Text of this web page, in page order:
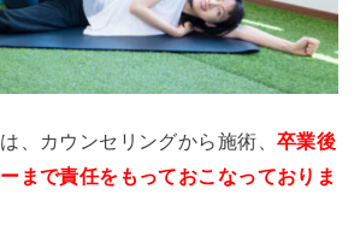
、カウンセリングから施術、 卒業後
まで責任をもっておこなっておりま